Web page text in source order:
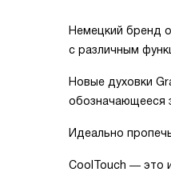
Немецкий бренд
с различным
Новые духовки
обозначающееся
Идеально
CoolTouch ― это